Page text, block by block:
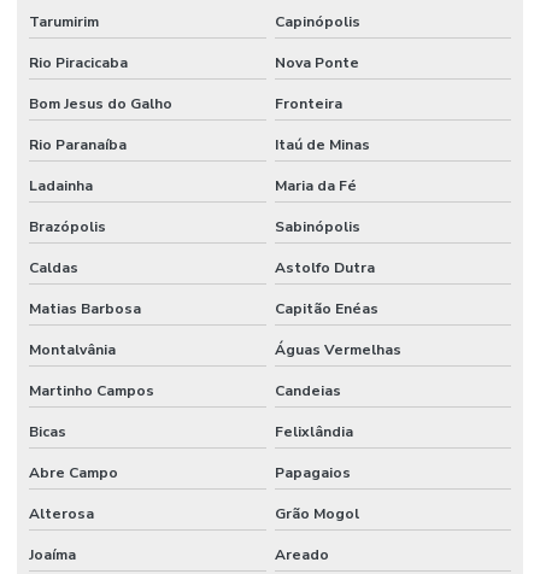
Tarumirim Capinópolis
Rio Piracicaba Nova Ponte
Bom Jesus do Galho Fronteira
Rio Paranaíba Itaú de Minas
Ladainha Maria da Fé
Brazópolis Sabinópolis
Caldas Astolfo Dutra
Matias Barbosa Capitão Enéas
Montalvânia Águas Vermelhas
Martinho Campos Candeias
Bicas Felixlândia
Abre Campo Papagaios
Alterosa Grão Mogol
Joaíma Areado